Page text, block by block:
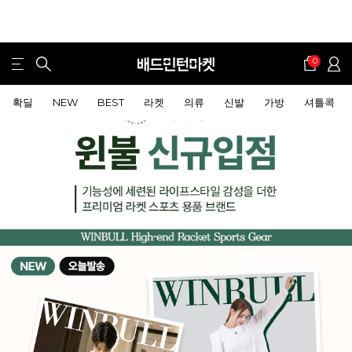
0
확딜 NEW BEST 라켓 의류 신발 가방 셔틀콕